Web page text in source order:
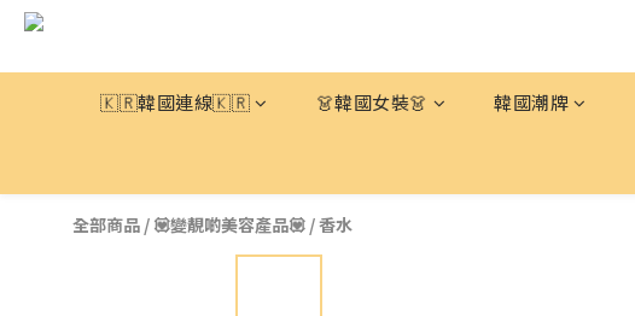
🇰🇷韓國連線🇰🇷 👗韓國女裝👗 韓國潮牌
全部商品 / 💟變靚啲美容產品💟 /香水